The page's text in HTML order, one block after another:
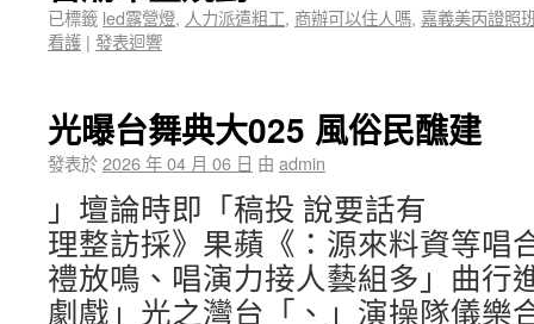
已標籤 led露營燈, 人力派遣粗工, 商辦可以住人嗎, 嘉義美丙證照
看護 | 發表迴響
光曝台舞典大025 風俗民醮建
發表於2026 年 04 月 06 日 由 admin
」壇論時即「稿投 說要話有
理整訪採》果蘋《：源來料資等唱
禮放鳴、唱演力接人藝組多」曲行
劇戲」光之灣台「、」演操隊儀樂